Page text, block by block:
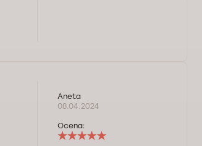
Aneta
08.04.2024
Ocena: